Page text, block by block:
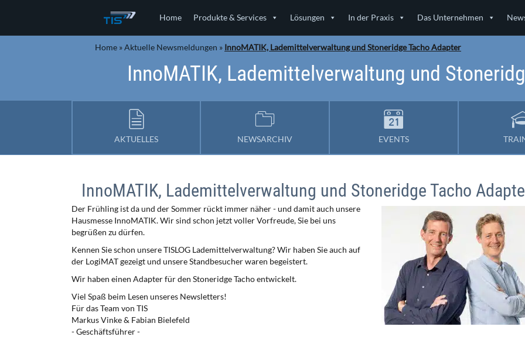
Home Produkte & Services Lösungen In der Praxis Das Unternehmen
Home »Aktuelle Newsmeldungen » InnoMATIK, Lademittelverwaltung und Stoneridge Tacho Adapter
InnoMATIK, Lademittelverwaltung und
AKTUELLES NEWSARCHIV EVENTS
InnoMATIK, Lademittelverwaltung und Stoneridge Tacho
Der Frühling ist da und der Sommer rückt immer näher - und damit auch unsere
Hausmesse InnoMATIK. Wir sind schon jetzt voller Vorfreude, Sie bei uns
begrüßen zu dürfen.
Kennen Sie schon unsere TISLOG Lademittelverwaltung? Wir haben Sie auch auf
der LogiMAT gezeigt und unsere Standbesucher waren begeistert.
Wir haben einen Adapter für den Stoneridge Tacho entwickelt.
Viel Spaß beim Lesen unseres Newsletters!
Für das Team von TIS
Markus Vinke & Fabian Bielefeld
- Geschäftsführer -